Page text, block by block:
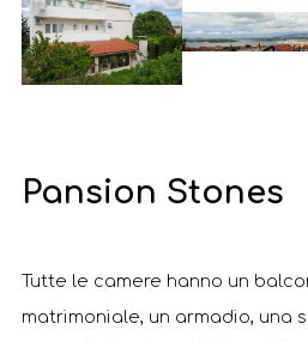
Pansion Stones
Tutte le camere hanno un
matrimoniale, un armadio, una